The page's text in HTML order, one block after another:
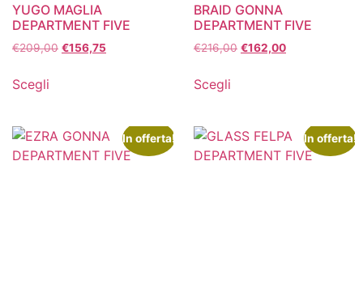
YUGO MAGLIA
DEPARTMENT FIVE
€209,00 €156,75
Scegli
BRAID GONNA
DEPARTMENT FIVE
€216,00 €162,00
Scegli
In offerta! In offerta!